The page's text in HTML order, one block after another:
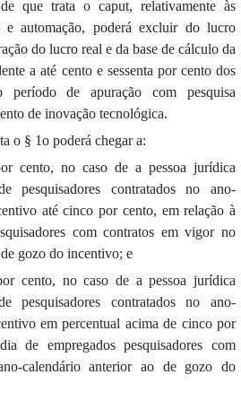
que trata o caput, relativamente às
e automação, poderá excluir do lucro
do lucro real e da base de cálculo da
a até cento e sessenta por cento dos
período de apuração com pesquisa
de inovação tecnológica.
o § 1o poderá chegar a:
cento, no caso de a pessoa jurídica
pesquisadores contratados no ano-
até cinco por cento, em relação à
com contratos em vigor no
gozo do incentivo; e
cento, no caso de a pessoa jurídica
pesquisadores contratados no ano-
em percentual acima de cinco por
de empregados pesquisadores com
calendário anterior ao de gozo do